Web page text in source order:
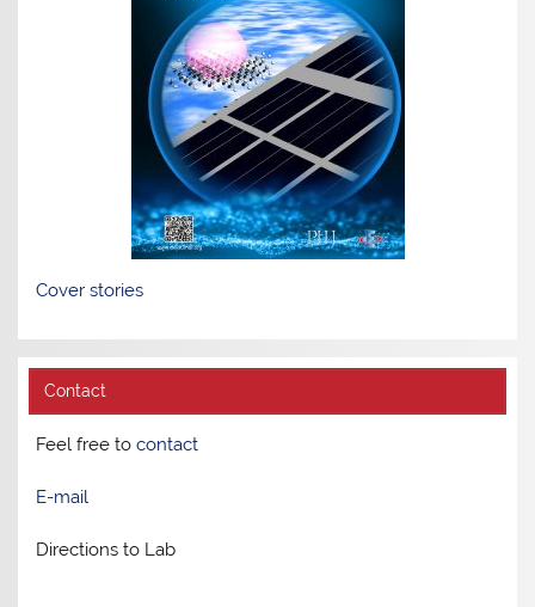
Cover stories
Contact
Feel free tocontact
E-mail
Directions to Lab